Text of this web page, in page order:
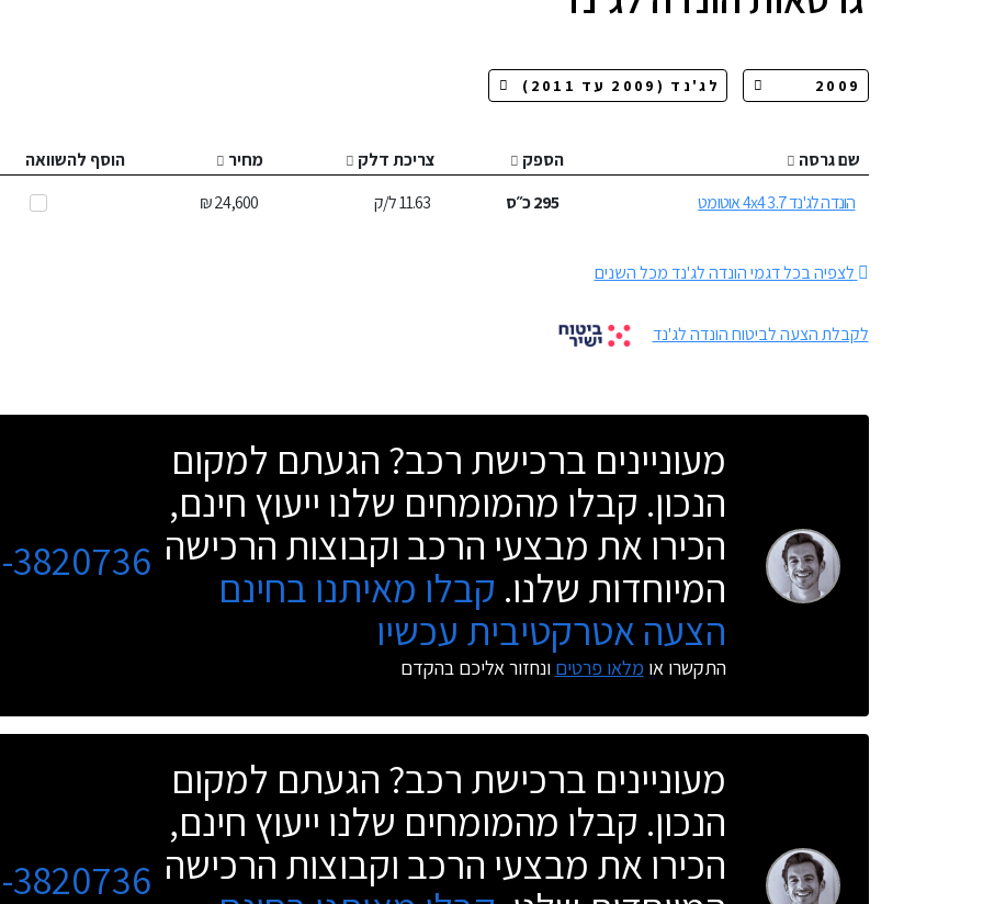
שם גרסה הספק צריכת דלק מחיר
הוסף להשוואה
הונדה לג'נד 4x4 3.7 אוטומט
295כ״ס 11.63ל/ק 24,600 ₪
לצפיה בכל דגמי הונדה לג'נד מכל השנים
לקבלת הצעה לביטוח הונדה לג'נד
מעוניינים ברכישת רכב? הגעתם למקום
הנכון. קבלו מהמומחים שלנו ייעוץ חינם,
הכירו את מבצעי הרכב וקבוצות הרכישה
המיוחדות שלנו. קבלו מאיתנו בחינם
הצעה אטרקטיבית עכשיו
התקשרו או מלאו פרטים ונחזור אליכם בהקדם
3820736
מעוניינים ברכישת רכב? הגעתם למקום
הנכון. קבלו מהמומחים שלנו ייעוץ חינם,
הכירו את מבצעי הרכב וקבוצות הרכישה 3820736